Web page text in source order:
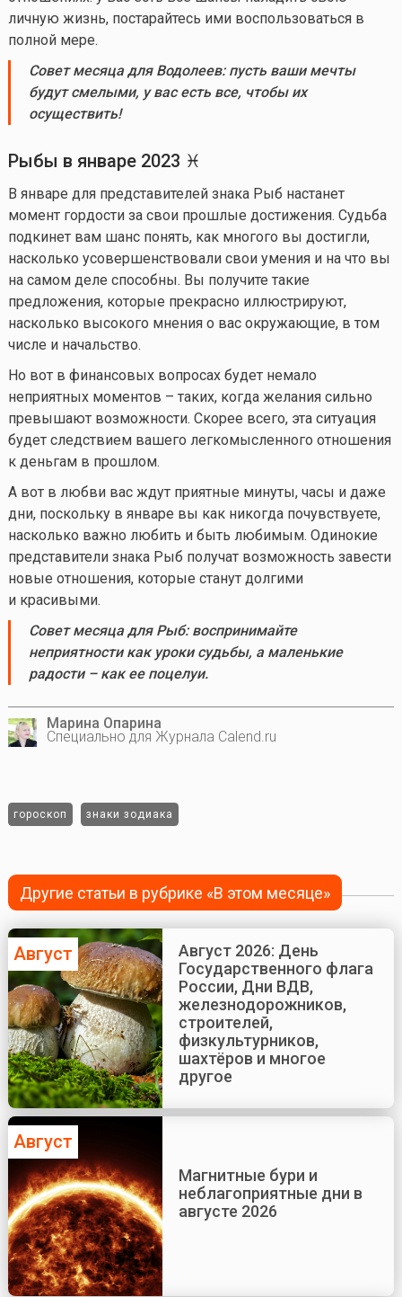
личную жизнь, постарайтесь ими воспользоваться в
полной мере.
Совет месяца для Водолеев: пусть ваши мечты
будут смелыми, у вас есть все, чтобы их
осуществить!
Рыбы в январе2023 ♓
В январе для представителей знака Рыб настанет
момент гордости за свои прошлые достижения. Судьба
подкинет вам шанс понять, как многого вы достигли,
насколько усовершенствовали свои умения и на что вы
на самом деле способны. Вы получите такие
предложения, которые прекрасно иллюстрируют,
насколько высокого мнения о вас окружающие, в том
числе и начальство.
Но вот в финансовых вопросах будет немало
неприятных моментов – таких, когда желания сильно
превышают возможности. Скорее всего, эта ситуация
будет следствием вашего легкомысленного отношения
к деньгам в прошлом.
А вот в любви вас ждут приятные минуты, часы и даже
дни, поскольку в январе вы как никогда почувствуете,
насколько важно любить и быть любимым. Одинокие
представители знака Рыб получат возможность завести
новые отношения, которые станут долгими
и красивыми.
Совет месяца для Рыб: воспринимайте
неприятности как уроки судьбы, а маленькие
радости – как ее поцелуи.
Марина Опарина
Специально для Журнала Calend.ru
гороскоп знаки зодиака
Другие статьи в рубрике «В этом месяце»
Август
Август 2026: День
Государственного флага
России, Дни ВДВ,
железнодорожников,
строителей,
физкультурников,
шахтёров и многое
другое
Август
Магнитные бури и
неблагоприятные дни в
августе 2026